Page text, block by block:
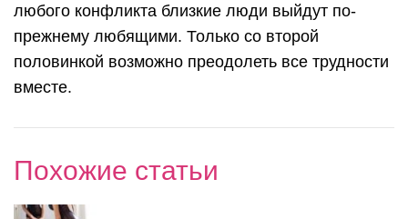
любого конфликта близкие люди выйдут по-
прежнему любящими. Только со второй
половинкой возможно преодолеть все трудности
вместе.
Похожие статьи